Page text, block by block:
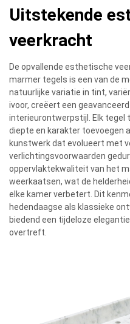
Uitstekende
veerkracht
De opvallende esthetische
marmer tegels is een van de
natuurlijke variatie in tint,
ivoor, creëert een
interieurontwerpstijl. Elk tegel
diepte en karakter toevoegen
kunstwerk dat evolueert met
verlichtingsvoorwaarden
oppervlaktekwaliteit van het
weerkaatsen, wat de
elke kamer verbetert. Dit
hedendaagse als klassieke
biedend een tijdeloze
overtreft.